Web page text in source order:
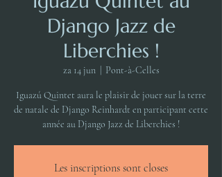
Django Jazz de
Liberchies !
za 14 jun
  |
Pont-à-Celles
Iguazú Quintet aura le plaisir de jouer sur la terre
de natale de Django Reinhardt en participant cette
année au Django Jazz de Liberchies !
Les inscriptions sont closes